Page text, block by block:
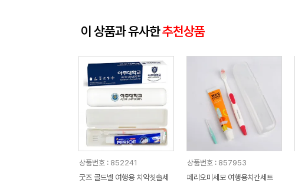
이 상품과 유사한추천상품
상품번호 : 852241
굿즈 골드넬 여행용 치약칫솔세
상품번호 : 857953
페리오미세모 여행용치간세트